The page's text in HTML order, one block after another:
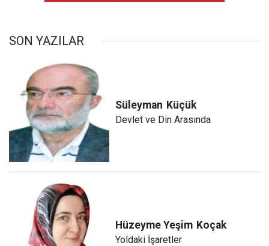
SON YAZILAR
Süleyman Küçük
Devlet ve Din Arasında
Hüzeyme Yeşim Koçak
Yoldaki İşaretler